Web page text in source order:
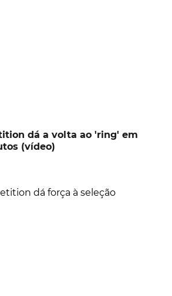
dá a volta ao 'ring' em
(vídeo)